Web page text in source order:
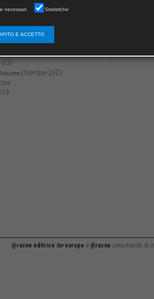
issues of restoration
contexts
535
Dicembre 2023
19
@racne editrice foreurope e @racne sono marchi di
necessari Statistiche
E ACCETTO